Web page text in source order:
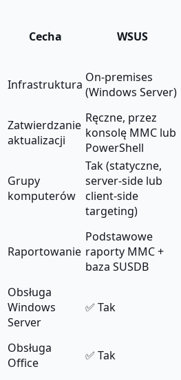
Cecha WSUS
Infrastruktura On-premises
(Windows Server)
Zatwierdzanie
aktualizacji
Ręczne, przez
konsolę MMC lub
PowerShell
Grupy
komputerów
Tak (statyczne,
server-side lub
client-side
targeting)
Raportowanie
Podstawowe
raporty MMC +
baza SUSDB
Obsługa
Windows
Server
✅ Tak
Obsługa
Office
✅ Tak